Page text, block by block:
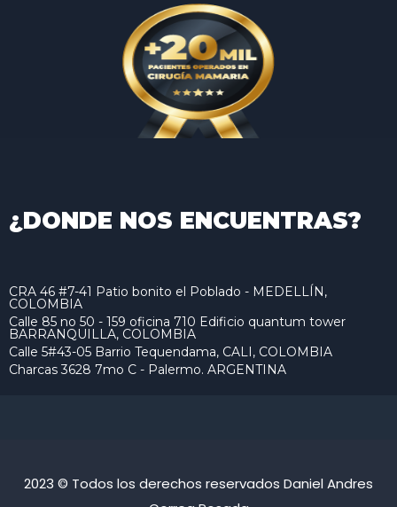
¿DONDE NOS ENCUENTRAS?
CRA 46 #7-41 Patio bonito el Poblado - MEDELLÍN,
COLOMBIA
Calle 85 no 50 - 159 oficina 710 Edificio quantum tower
BARRANQUILLA, COLOMBIA
Calle 5#43-05 Barrio Tequendama, CALI, COLOMBIA
Charcas 3628 7mo C - Palermo. ARGENTINA
2023 © Todos los derechos reservados Daniel Andres